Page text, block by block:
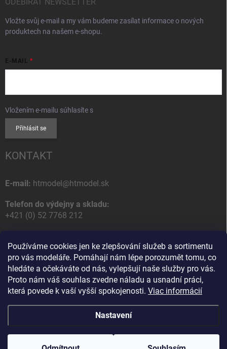
Používáme cookies jen ke zlepšování služeb a sortimentu
pro vás modeláře. Pomáhají nám lépe porozumět tomu, co
hledáte a očekáváte od nás, vylepšují naše služby pro vás.
Proto nám váš souhlas zvedne náladu a usnadní práci,
která povede k vaší vyšší spokojenosti. Viac informácií
Nastavení
Vložte svůj e-mail a my vám budeme zasílat informace o nových
produktech na našem e-shopu.
E-MAIL
Vložením e-mailu súhlasíte s
Přihlásit se
KONTAKT
E-mail: htmodel@htmodel.sk
Telefon do výdejny a skladu:
+421 (0) 52 7768 212
HT model
Na letisko 49
058 01 Poprad
Slovenská Republika
Copyright 2026HT model. Všechna práva vyhrazena.Upravit nastavení